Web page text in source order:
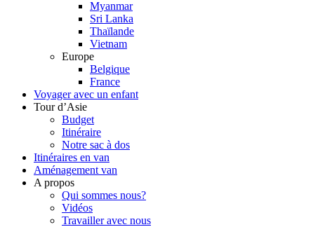
Myanmar
Sri Lanka
Thaïlande
Vietnam
Europe
Belgique
France
Voyager avec un enfant
Tour d’Asie
Budget
Itinéraire
Notre sac à dos
Itinéraires en van
Aménagement van
A propos
Qui sommes nous?
Vidéos
Travailler avec nous